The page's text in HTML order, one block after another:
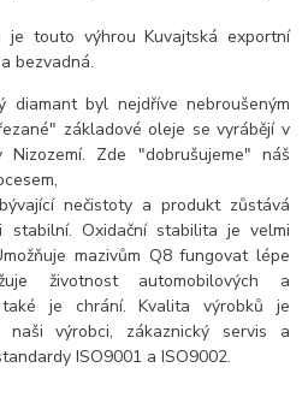
je touto výhrou Kuvajtská exportní
bezvadná.
diamant byl nejdříve nebroušeným
základové oleje se vyrábějí v
Zde "dobrušujeme" náš
nečistoty a produkt zůstává
stabilní. Oxidační stabilita je velmi
mazivům Q8 fungovat lépe
životnost automobilových a
je chrání. Kvalita výrobků je
naši výrobci, zákaznický servis a
ISO9001 a ISO9002.